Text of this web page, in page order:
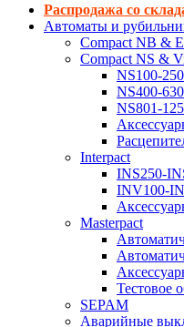
Распродажа со
Автоматы и
Compact NB &
Compact NS &
NS100-250
NS400-630
NS801-
Interpact
INS250-
INV100-
Masterpact
Тестовое
SEPAM
Аварийные